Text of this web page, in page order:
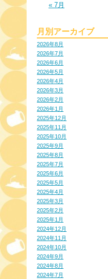
« 7月
月別アーカイブ
2026年8月
2026年7月
2026年6月
2026年5月
2026年4月
2026年3月
2026年2月
2026年1月
2025年12月
2025年11月
2025年10月
2025年9月
2025年8月
2025年7月
2025年6月
2025年5月
2025年4月
2025年3月
2025年2月
2025年1月
2024年12月
2024年11月
2024年10月
2024年9月
2024年8月
2024年7月